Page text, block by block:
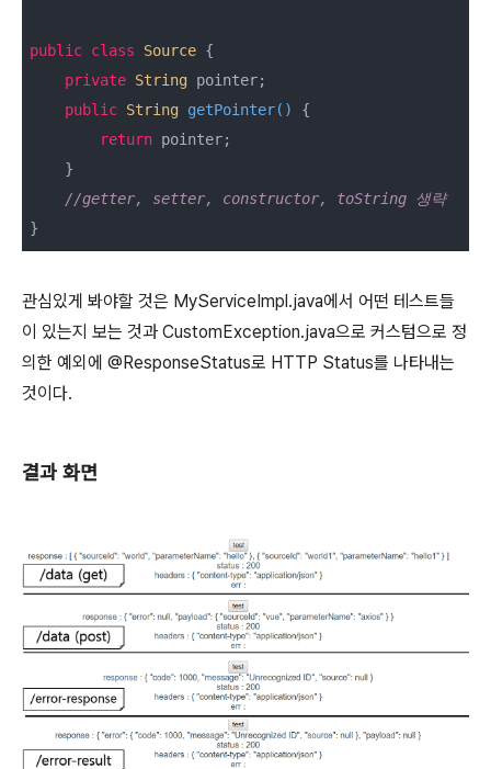
public class Source {
private String pointer;
public String getPointer( )
{
return pointer;
    }
//getter, setter, constructor, toString 생략
}
관심있게 봐야할 것은 MyServiceImpl.java에서 어떤 테스트들
이 있는지 보는 것과 CustomException.java으로 커스텀으로 정
의한 예외에 @ResponseStatus로 HTTP Status를 나타내는
것이다.
결과 화면